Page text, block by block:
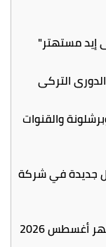
إيد مستهتر"
التركي
والقنوات
2026.. فرص عمل جديدة في شركة
بعد بيان المالية.. موعد صرف مرتبات شهر أغسطس 2026